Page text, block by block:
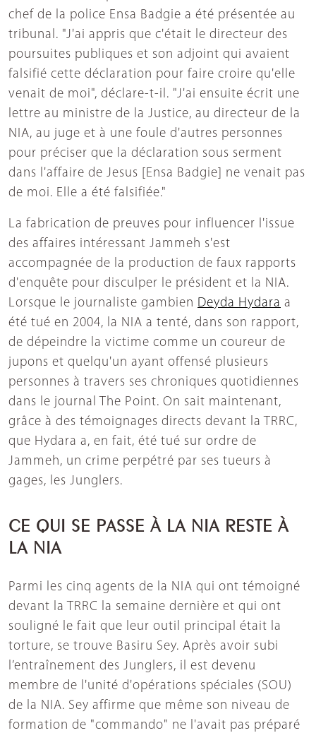
chef de la police Ensa Badgie a été présentée au
tribunal. "J'ai appris que c'était le directeur des
poursuites publiques et son adjoint qui avaient
falsifié cette déclaration pour faire croire qu'elle
venait de moi", déclare-t-il. "J'ai ensuite écrit une
lettre au ministre de la Justice, au directeur de la
NIA, au juge et à une foule d'autres personnes
pour préciser que la déclaration sous serment
dans l'affaire de Jesus [Ensa Badgie] ne venait pas
de moi. Elle a été falsifiée."
La fabrication de preuves pour influencer l'issue
des affaires intéressant Jammeh s'est
accompagnée de la production de faux rapports
d'enquête pour disculper le président et la NIA.
Lorsque le journaliste gambien Deyda Hydara a
été tué en 2004, la NIA a tenté, dans son rapport,
de dépeindre la victime comme un coureur de
jupons et quelqu'un ayant offensé plusieurs
personnes à travers ses chroniques quotidiennes
dans le journal The Point. On sait maintenant,
grâce à des témoignages directs devant la TRRC,
que Hydara a, en fait, été tué sur ordre de
Jammeh, un crime perpétré par ses tueurs à
gages, les Junglers.
CE QUI SE PASSE À LA NIA RESTE À
LA NIA
Parmi les cinq agents de la NIA qui ont témoigné
devant la TRRC la semaine dernière et qui ont
souligné le fait que leur outil principal était la
torture, se trouve Basiru Sey. Après avoir subi
l’entraînement des Junglers, il est devenu
membre de l'unité d'opérations spéciales (SOU)
de la NIA. Sey affirme que même son niveau de
formation de "commando" ne l'avait pas préparé